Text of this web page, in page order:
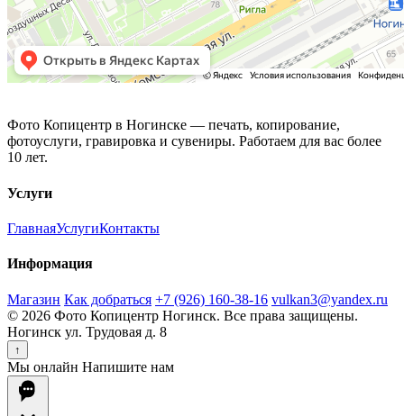
Фото Копицентр в Ногинске — печать, копирование,
фотоуслуги, гравировка и сувениры. Работаем для вас более
10 лет.
Услуги
ГлавнаяУслугиКонтакты
Информация
Магазин Как добраться +7 (926) 160-38-16 vulkan3@yandex.ru
© 2026 Фото Копицентр Ногинск. Все права защищены.
Ногинск ул. Трудовая д. 8
↑
Мы онлайн Напишите нам